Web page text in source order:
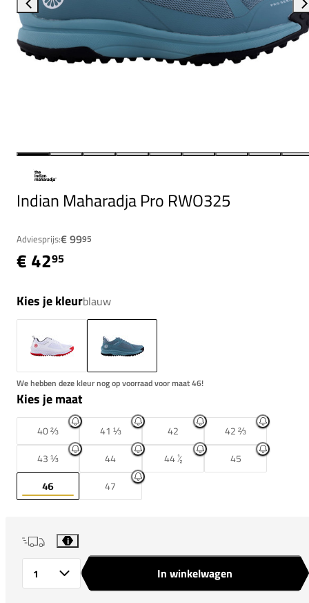
Indian Maharadja Pro RWO325
Adviesprijs:€ 9995
€ 4295
Kies je kleurblauw
We hebben deze kleur nog op voorraad voor maat 46!
Kies je maat
40 ⅔ 41 ⅓ 42
42 ⅔
43 ⅓
44 44 ½
45
46
47
i
In winkelwagen